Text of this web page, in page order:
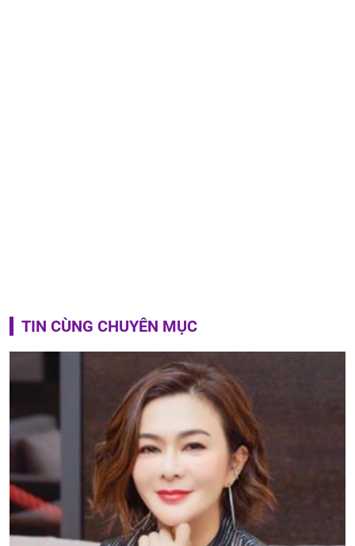
TIN CÙNG CHUYÊN MỤC